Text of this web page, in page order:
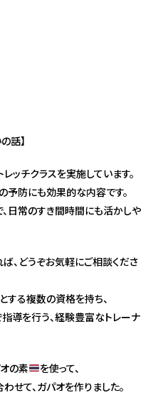
話】
ッチクラスを実施しています。
予防にも効果的な内容です。
日常のすき間時間にも活かしや
、どうぞお気軽にご相談くださ
する複数の資格を持ち、
導を行う、経験豊富なトレーナ
の素
を使って、
わせて、ガパオを作りました。